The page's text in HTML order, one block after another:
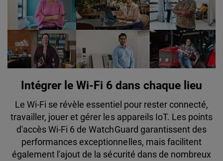
Intégrer le Wi-Fi 6 dans chaque lieu
Le Wi-Fi se révèle essentiel pour rester connecté,
travailler, jouer et gérer les appareils IoT. Les points
d'accès Wi-Fi 6 de WatchGuard garantissent des
performances exceptionnelles, mais facilitent
également l'ajout de la sécurité dans de nombreux